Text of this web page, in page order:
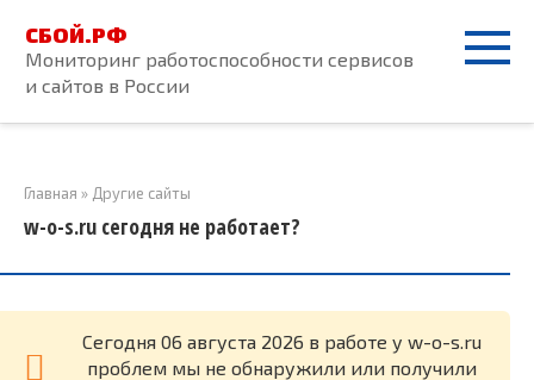
контенту
СБОЙ.РФ
Мониторинг работоспособности сервисов
и сайтов в России
Главная » Другие сайты
w-o-s.ru сегодня не работает?
Cегодня 06 августа 2026 в работе у w-o-s.ru
проблем мы не обнаружили или получили